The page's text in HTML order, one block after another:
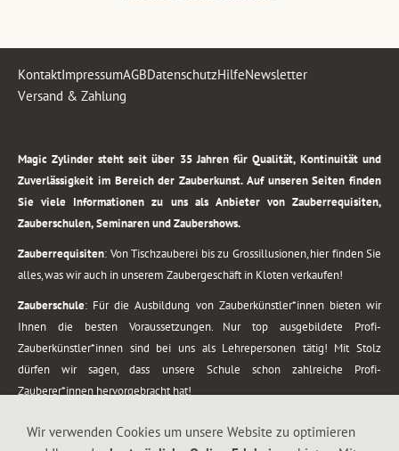
KontaktImpressumAGBDatenschutzHilfeNewsletter
Versand & Zahlung
Magic Zylinder steht seit über 35 Jahren für Qualität, Kontinuität und
Zuverlässigkeit im Bereich der Zauberkunst. Auf unseren Seiten finden
Sie viele Informationen zu uns als Anbieter von Zauberrequisiten,
Zauberschulen, Seminaren und Zaubershows.
Zauberrequisiten: Von Tischzauberei bis zu Grossillusionen, hier finden Sie
alles, was wir auch in unserem Zaubergeschäft in Kloten verkaufen!
Zauberschule: Für die Ausbildung von Zauberkünstler*innen bieten wir
Ihnen die besten Voraussetzungen. Nur top ausgebildete Profi-
Zauberkünstler*innen sind bei uns als Lehrepersonen tätig! Mit Stolz
dürfen wir sagen, dass unsere Schule schon zahlreiche Profi-
Zauberer*innen hervorgebracht hat!
vom Kinderprogramm bis zur Tischzauberei. Lassen Sie sich faszinieren von
Wir verwenden Cookies um unsere Website zu optimieren